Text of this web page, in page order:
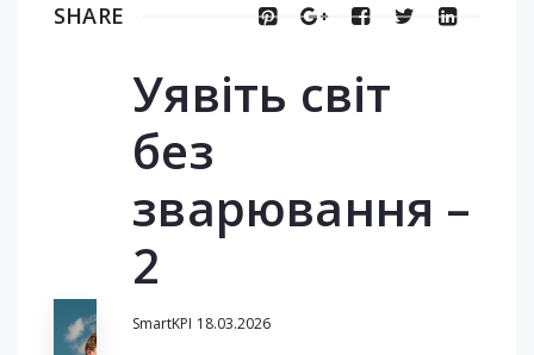
SHARE
Уявіть світ
без
зварювання –
2
SmartKPI 18.03.2026